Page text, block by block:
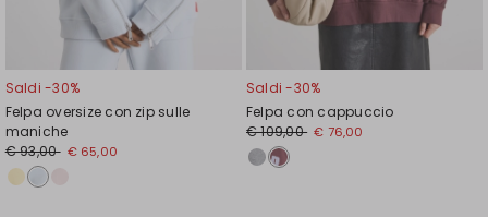
Saldi -30%
Felpa oversize con zip sulle
maniche
€ 93,00 € 65,00
Saldi -30%
Felpa con cappuccio
€ 109,00 € 76,00